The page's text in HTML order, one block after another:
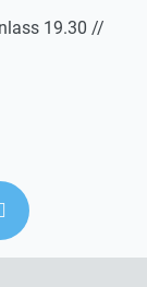
19.30 //